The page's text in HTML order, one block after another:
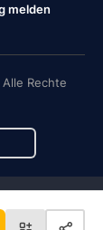
melden
Rechte